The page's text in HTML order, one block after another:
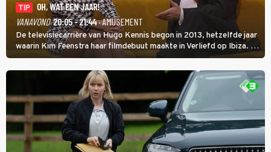
TIP
OH, WAT EEN JAAR!
VANAVOND 20:05 - 21:44· AMUSEMENT
De televisiecarrière van Hugo Kennis begon in 2013, hetzelfde jaar
waarin Kim Feenstra haar filmdebuut maakte in Verliefd op Ibiza. In
Oh, Wat een Jaar! wordt duidelijk wat ze nog meer weten van het
jaar waarin ze allebei eindtwintigers waren.